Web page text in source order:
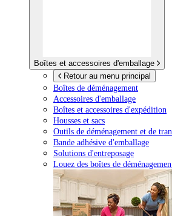
Boîtes et accessoires d'emballage
Retour au menu principal
Boîtes de déménagement
Accessoires d'emballage
Boîtes et accessoires d'expédition
Housses et sacs
Outils de déménagement et de
Bande adhésive d'emballage
Solutions d'entreposage
Louez des boîtes de